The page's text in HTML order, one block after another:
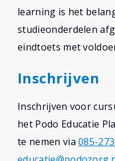
learning is het
studieonderdelen
eindtoets met
Inschrijven
Inschrijven voor
het Podo Educatie
te nemen via085-